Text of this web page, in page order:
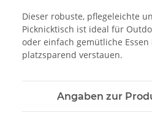
Dieser robuste, pflegeleichte
Picknicktisch ist ideal für
oder einfach gemütliche
platzsparend verstauen.
Angaben zur